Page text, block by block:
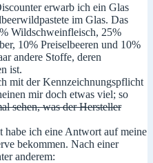
erwarb ich ein Glas
im Glas. Das
Wildschweinfleisch, 25%
10% Preiselbeeren und 10%
andere Stoffe, deren
ist.
mit der Kennzeichnungspflicht
mir doch etwas viel; so
sehen, was der Hersteller
habe ich eine Antwort auf meine
bekommen. Nach einer
anderem: